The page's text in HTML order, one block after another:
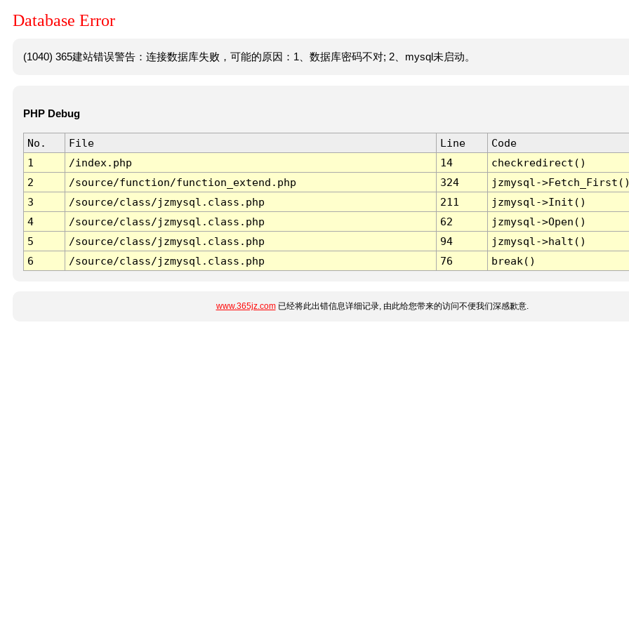
Database Error
(1040) 365建站错误警告：连接数据库失败，可能的原因：1、数据库密码不对; 2、mysql未启动。
PHP Debug
No. File Line
Code
1
/index.php 14
checkredirect()
2
/source/function/function_extend.php 324
jzmysql-
3
/source/class/jzmysql.class.php 211
jzmysql->Init()
4
/source/class/jzmysql.class.php 62
jzmysql->Open()
5
/source/class/jzmysql.class.php 94
jzmysql->halt()
6
/source/class/jzmysql.class.php 76 break()
www.365jz.com已经将此出错信息详细记录, 由此给您带来的访问不便我们深感歉意.